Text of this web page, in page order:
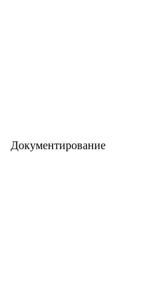
Документирование